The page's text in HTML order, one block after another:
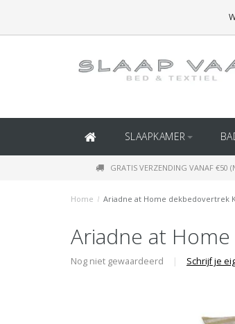
(BINNEN
SLAAPKAMER
GRATIS VERZENDING VANAF €50
Home / Ariadne at Home dekbedovertrek
Ariadne at
Nog niet gewaardeerd | Schrijf je